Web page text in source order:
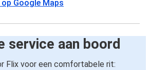
Google Maps
service aan boord
Flix voor een comfortabele rit: